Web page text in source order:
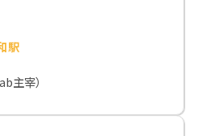
駅
主宰）